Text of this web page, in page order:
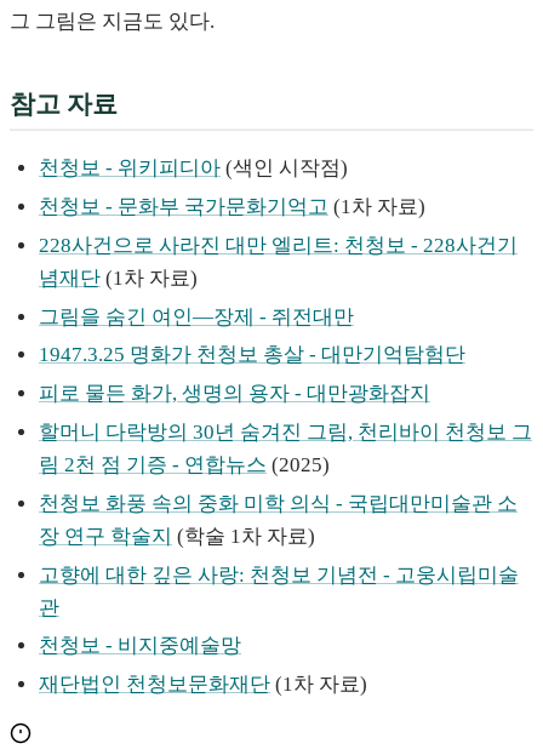
그 그림은 지금도 있다.
참고 자료
천청보 - 위키피디아 (색인 시작점)
천청보 - 문화부 국가문화기억고 (1차 자료)
228사건으로 사라진 대만 엘리트: 천청보 - 228사건기
념재단 (1차 자료)
그림을 숨긴 여인—장제 - 쥐전대만
1947.3.25 명화가 천청보 총살 - 대만기억탐험단
피로 물든 화가, 생명의 용자 - 대만광화잡지
할머니 다락방의 30년 숨겨진 그림, 천리바이 천청보 그
림 2천 점 기증 - 연합뉴스 (2025)
천청보 화풍 속의 중화 미학 의식 - 국립대만미술관 소
장 연구 학술지 (학술 1차 자료)
고향에 대한 깊은 사랑: 천청보 기념전 - 고웅시립미술
관
천청보 - 비지중예술망
재단법인 천청보문화재단 (1차 자료)